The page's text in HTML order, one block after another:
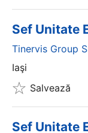
Sef Unitate
Tinervis Group
Iaşi
Salvează
Sef Unitate